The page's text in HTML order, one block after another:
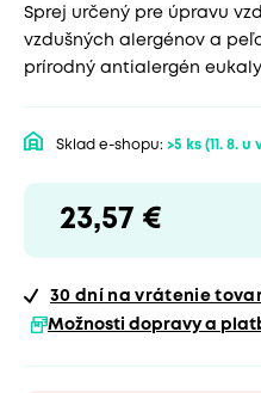
Sprej určený pre úpravu
vzdušných alergénov a
prírodný antialergén
Sklad e-shopu: >5 ks (11. 8. u
23,57 €
30 dní na vrátenie
Možnosti dopravy a